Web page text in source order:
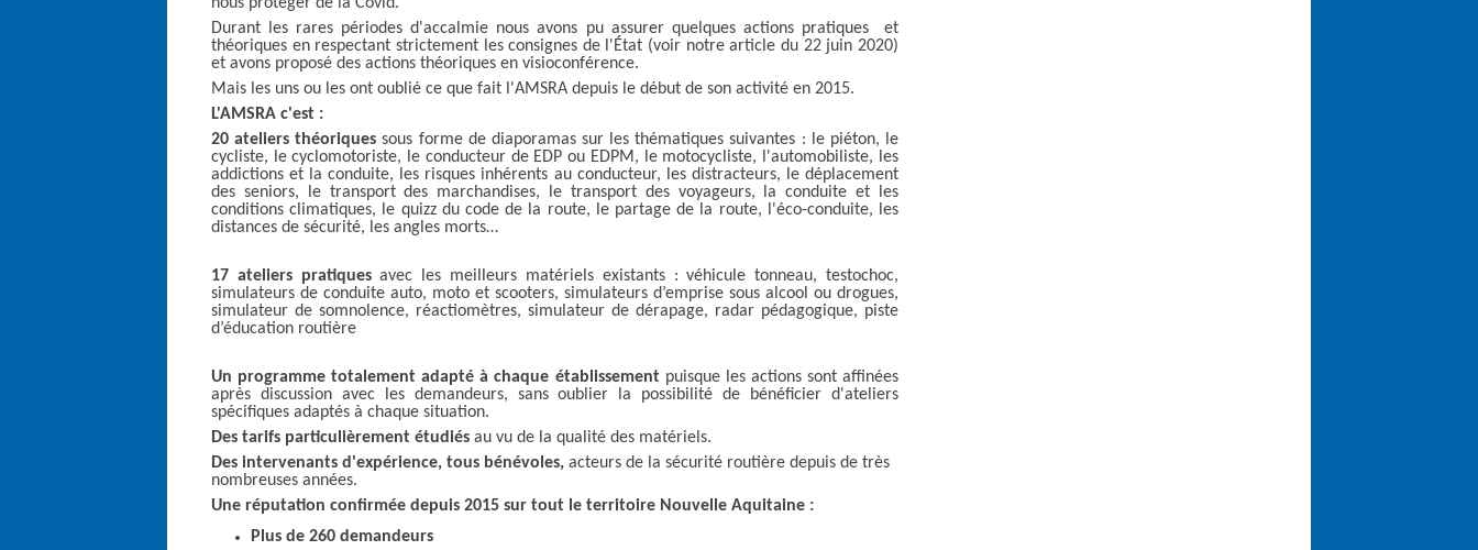
Durant les rares périodes d'accalmie nous avons pu assurer quelques actions pratiques et
théoriques en respectant strictement les consignes de l'État (voir notre article du 22 juin 2020)
et avons proposé des actions théoriques en visioconférence.
Mais les uns ou les ont oublié ce que fait l'AMSRA depuis le début de son activité en 2015.
L'AMSRA c'est :
20 ateliers théoriquessous forme de diaporamas sur les thématiques suivantes : le piéton, le
cycliste, le cyclomotoriste, le conducteur de EDP ou EDPM, le motocycliste, l'automobiliste, les
addictions et la conduite, les risques inhérents au conducteur, les distracteurs, le déplacement
des seniors, le transport des marchandises, le transport des voyageurs, la conduite et les
conditions climatiques, le quizz du code de la route, le partage de la route, l'éco-conduite, les
distances de sécurité, les angles morts…
17 ateliers pratiquesavec les meilleurs matériels existants : véhicule tonneau, testochoc,
simulateurs de conduite auto, moto et scooters, simulateurs d’emprise sous alcool ou drogues,
simulateur de somnolence, réactiomètres, simulateur de dérapage, radar pédagogique, piste
d’éducation routière
Un programme totalement adapté à chaque établissement puisque les actions sont affinées
après discussion avec les demandeurs, sans oublier la possibilité de bénéficier d'ateliers
spécifiques adaptés à chaque situation.
Des tarifs particulièrement étudiés au vu de la qualité des matériels.
Des intervenants d'expérience, tous bénévoles, acteurs de la sécurité routière depuis de très
nombreuses années.
Une réputation confirmée depuis 2015 sur tout le territoire Nouvelle Aquitaine :
Plus de 260 demandeurs